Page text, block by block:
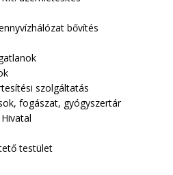
bővítés
szolgáltatás
fogászat, gyógyszertár
testület